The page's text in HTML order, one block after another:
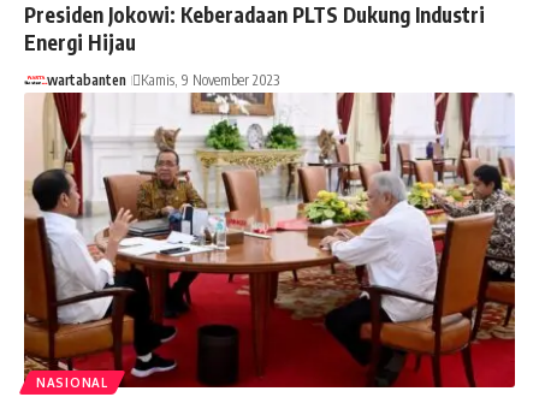
Presiden Jokowi: Keberadaan PLTS Dukung Industri
Energi Hijau
wartabanten Kamis, 9 November 2023
NASIONAL